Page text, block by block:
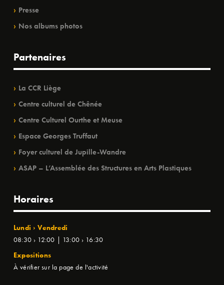
Presse
Nos albums photos
Partenaires
La CCR Liège
Centre culturel de Chênée
Centre Culturel Ourthe et Meuse
Espace Georges Truffaut
Foyer culturel de Jupille-Wandre
ASAP – L’Assemblée des Structures en Arts Plastiques
Horaires
Lundi › Vendredi
08:30 › 12:00 | 13:00 › 16:30
Expositions
À vérifier sur la page de l'activité